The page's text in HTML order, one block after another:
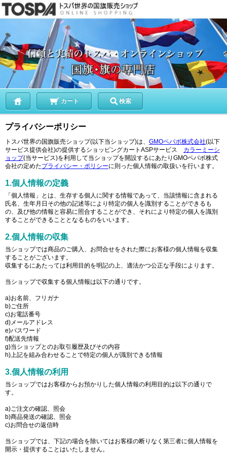
カート 検索
プライバシーポリシー
トスパ世界の国旗販売ショップ(以下当ショップ)は、 GMOペパボ株式会社(以下
サービス提供会社)の提供するショッピングカートASPサービス カラーミーシ
ョップ(当サービス)を利用して当ショップを開設するにあたりGMOペパボ株式
会社の定めたプライバシー・ポリシーに則った個人情報の取扱いを行います。
1.個人情報の定義
「個人情報」とは、生存する個人に関する情報であって、当該情報に含まれる
氏名、生年月日その他の記述等により特定の個人を識別することができるも
の、及び他の情報と容易に照合することができ、それにより特定の個人を識別
することができることとなるものをいいます。
2.個人情報の収集
当ショップでは商品のご購入、お問合せをされた際にお客様の個人情報を収集
することがございます。
収集するにあたっては利用目的を明記の上、適法かつ公正な手段によります。
当ショップで収集する個人情報は以下の通りです。
a)お名前、フリガナ
b)ご住所
c)お電話番号
d)メールアドレス
e)パスワード
f)配送先情報
g)当ショップとのお取引履歴及びその内容
h)上記を組み合わせることで特定の個人が識別できる情報
3.個人情報の利用
当ショップではお客様からお預かりした個人情報の利用目的は以下の通りで
す。
a)ご注文の確認、照会
b)商品発送の確認、照会
c)お問合せの返信時
当ショップでは、下記の場合を除いてはお客様の断りなく第三者に個人情報を
開示・提供することはいたしません。